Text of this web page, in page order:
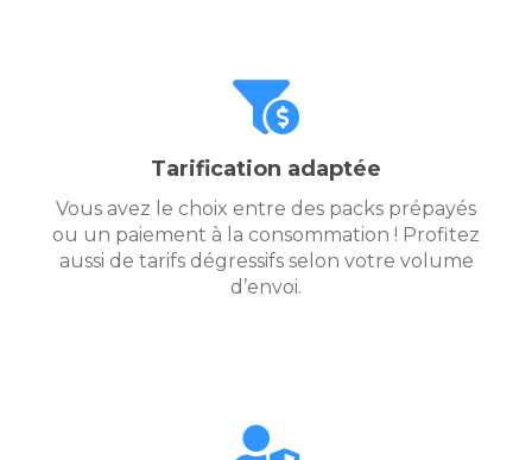
Tarification adaptée
Vous avez le choix entre des packs prépayés
ou un paiement à la consommation ! Profitez
aussi de tarifs dégressifs selon votre volume
d’envoi.